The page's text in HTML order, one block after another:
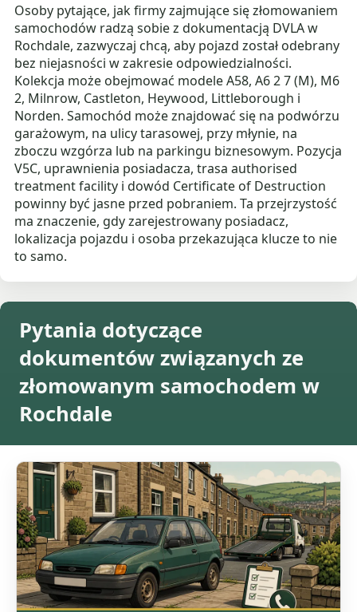
Osoby pytające, jak firmy zajmujące się złomowaniem
samochodów radzą sobie z dokumentacją DVLA w
Rochdale, zazwyczaj chcą, aby pojazd został odebrany
bez niejasności w zakresie odpowiedzialności.
Kolekcja może obejmować modele A58, A6 2 7 (M), M6
2, Milnrow, Castleton, Heywood, Littleborough i
Norden. Samochód może znajdować się na podwórzu
garażowym, na ulicy tarasowej, przy młynie, na
zboczu wzgórza lub na parkingu biznesowym. Pozycja
V5C, uprawnienia posiadacza, trasa authorised
treatment facility i dowód Certificate of Destruction
powinny być jasne przed pobraniem. Ta przejrzystość
ma znaczenie, gdy zarejestrowany posiadacz,
lokalizacja pojazdu i osoba przekazująca klucze to nie
to samo.
Pytania dotyczące
dokumentów związanych ze
złomowanym samochodem w
Rochdale